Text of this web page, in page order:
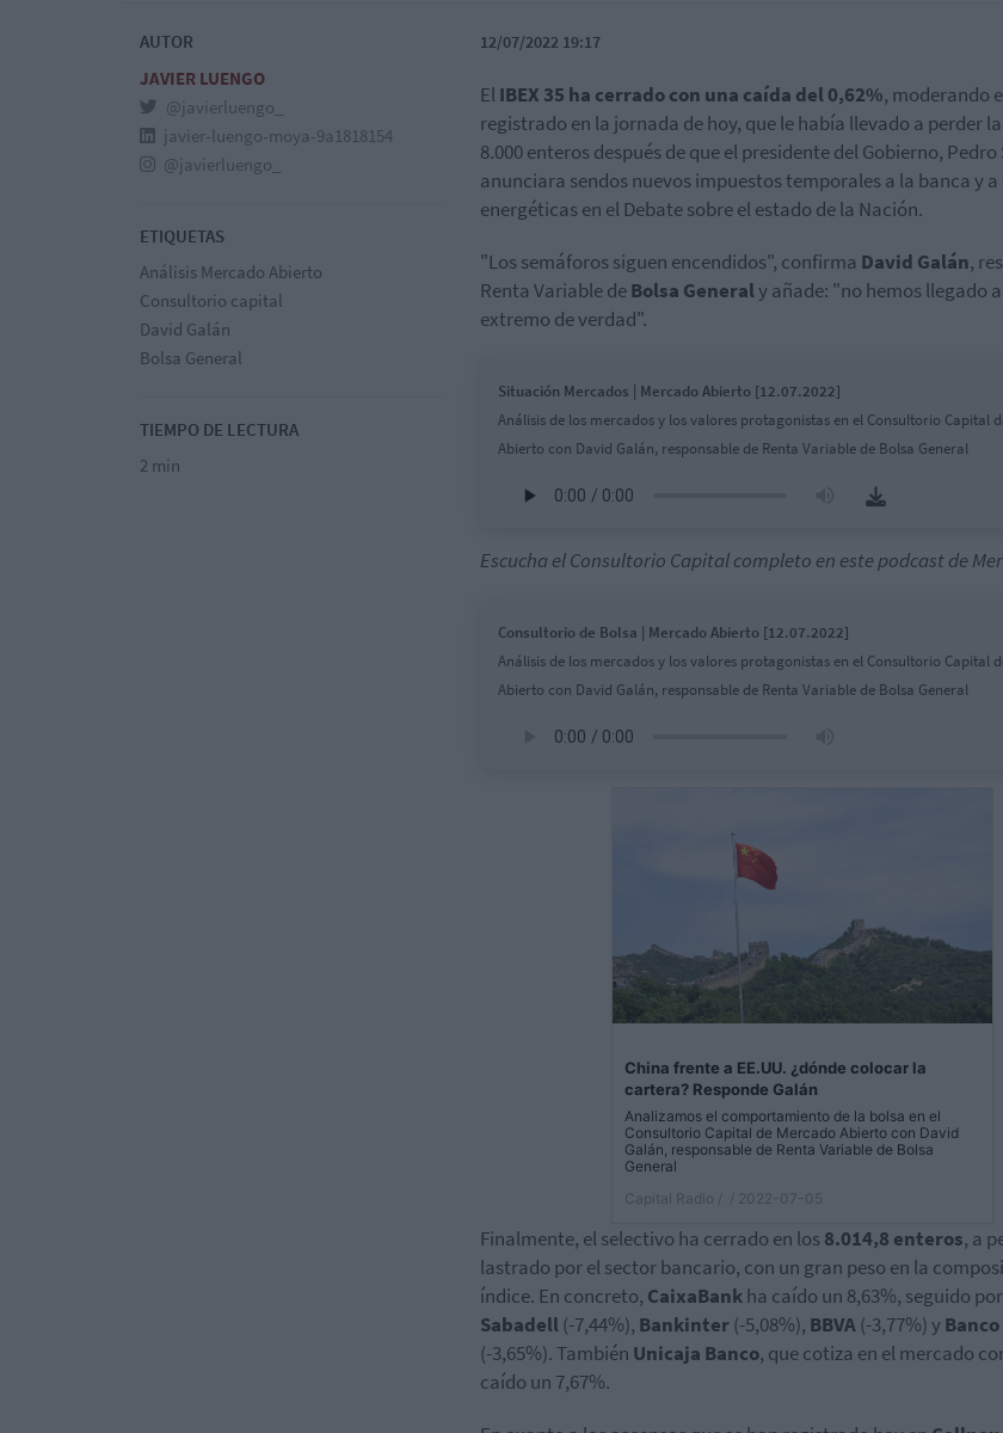
AUTOR
JAVIER LUENGO
@javierluengo_
javier-luengo-moya-9a1818154
@javierluengo_
ETIQUETAS
Análisis Mercado Abierto
Consultorio capital
David Galán
Bolsa General
TIEMPO DE LECTURA
2 min
12/07/2022 19:17
ElIBEX 35 ha cerrado con una caída del 0,62%, moderando
registrado en la jornada de hoy, que le había llevado a perder
8.000 enteros después de que el presidente del Gobierno, Pedro
anunciara sendos nuevos impuestos temporales a la banca y
energéticas en el Debate sobre el estado de la Nación.
"Los semáforos siguen encendidos", confirma David Galán,
Renta Variable deBolsa Generaly añade: "no hemos llegado
extremo de verdad".
Situación Mercados | Mercado Abierto [12.07.2022]
Análisis de los mercados y los valores protagonistas en el Consultorio Capital
Abierto con David Galán, responsable de Renta Variable de Bolsa General
Escucha el Consultorio Capital completo en este podcast de
Consultorio de Bolsa | Mercado Abierto [12.07.2022]
Análisis de los mercados y los valores protagonistas en el Consultorio Capital
Abierto con David Galán, responsable de Renta Variable de Bolsa General
China frente a EE.UU. ¿dónde colocar la
cartera? Responde Galán
Analizamos el comportamiento de la bolsa en el
Consultorio Capital de Mercado Abierto con David
Galán, responsable de Renta Variable de Bolsa
General
Capital Radio /
/ 2022-07-05
Finalmente, el selectivo ha cerrado en los8.014,8 enteros, a
lastrado por el sector bancario, con un gran peso en la
índice. En concreto, CaixaBankha caído un 8,63%, seguido por
Sabadell(-7,44%), Bankinter(-5,08%), BBVA(-3,77%) yBanco
(-3,65%). También Unicaja Banco, que cotiza en el mercado
caído un 7,67%.